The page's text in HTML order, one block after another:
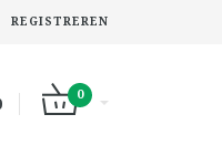
REGISTREREN
0